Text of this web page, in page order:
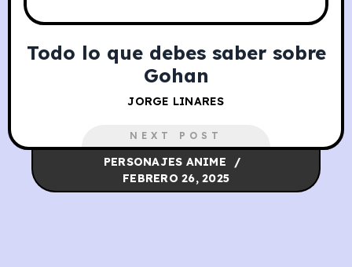
Todo lo que debes saber sobre
Gohan
JORGE LINARES
NEXT POST
PERSONAJES ANIME
FEBRERO 26, 2025